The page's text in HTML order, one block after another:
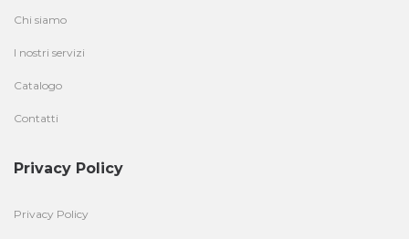
Chi siamo
I nostri servizi
Catalogo
Contatti
Privacy Policy
Privacy Policy